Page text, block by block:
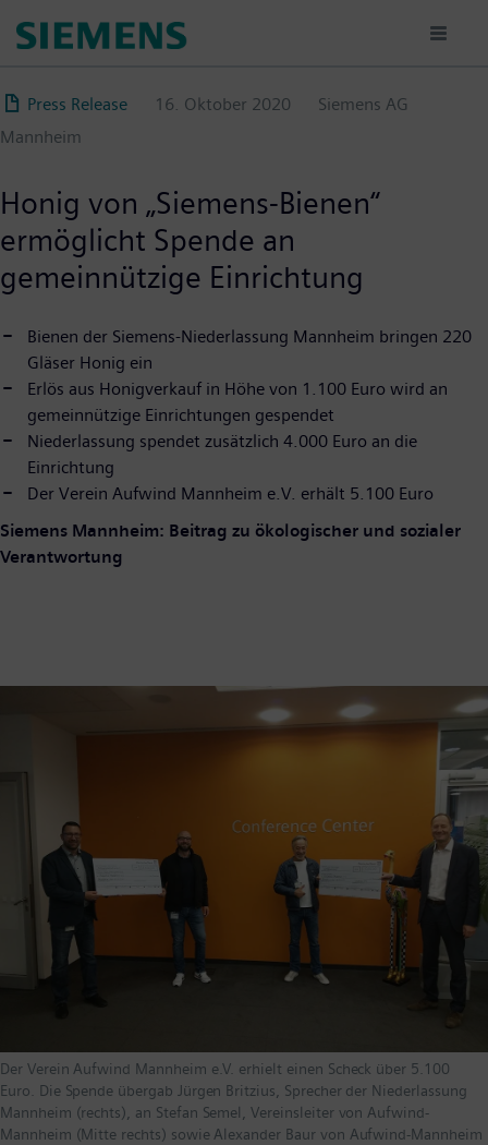
zum
Press Release
16. Oktober 2020
Siemens AG
Mannheim
Honig von „Siemens-Bienen“
ermöglicht Spende an
gemeinnützige Einrichtung
Bienen der Siemens-Niederlassung Mannheim bringen 220
Gläser Honig ein
Erlös aus Honigverkauf in Höhe von 1.100 Euro wird an
gemeinnützige Einrichtungen gespendet
Niederlassung spendet zusätzlich 4.000 Euro an die
Einrichtung
Der Verein Aufwind Mannheim e.V. erhält 5.100 Euro
Siemens Mannheim: Beitrag zu ökologischer und sozialer
Verantwortung
Der Verein Aufwind Mannheim e.V. erhielt einen Scheck über 5.100
Euro. Die Spende übergab Jürgen Britzius, Sprecher der Niederlassung
Mannheim (rechts), an Stefan Semel, Vereinsleiter von Aufwind-
Mannheim (Mitte rechts) sowie Alexander Baur von Aufwind-Mannheim